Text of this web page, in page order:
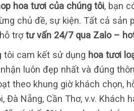
hoa tươi của chúng tôi, bạn
chủ đề, sự kiện. Tất cả sản
trợtư vấn 24/7 qua Zalo –
tôi cam kết sử dụng hoa tươi
luôn đẹp nhất và đúng
theo khung giờ khách chọn,
Đà Nẵng, Cần Thơ, v.v.